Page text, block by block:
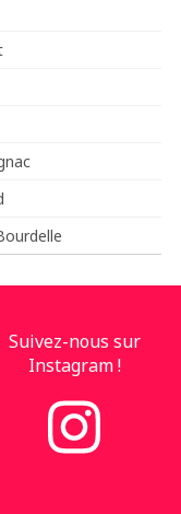
Suivez-nous sur
Instagram !